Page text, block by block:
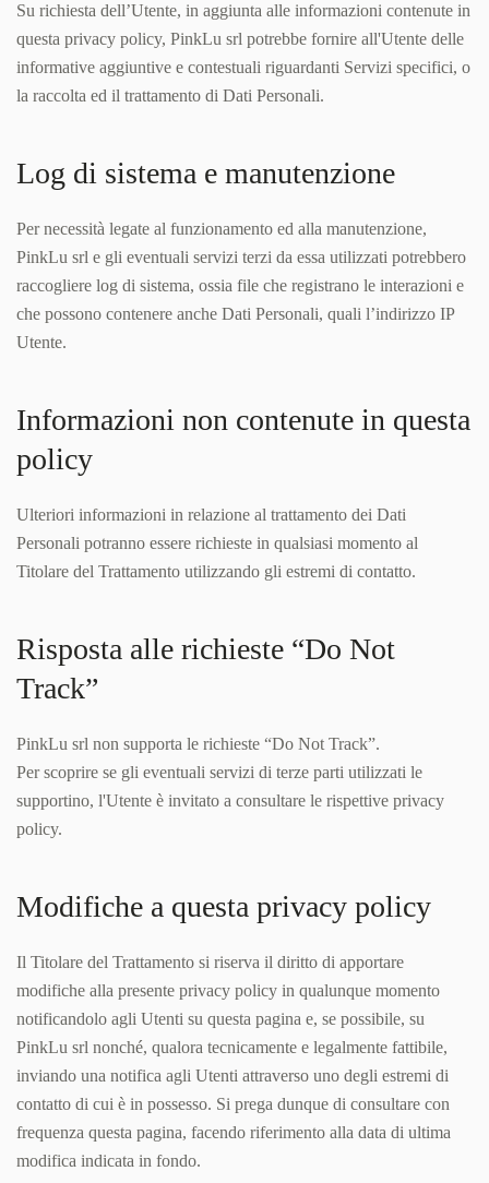
Su richiesta dell’Utente, in aggiunta alle informazioni contenute in
questa privacy policy, PinkLu srl potrebbe fornire all'Utente delle
informative aggiuntive e contestuali riguardanti Servizi specifici, o
la raccolta ed il trattamento di Dati Personali.
Log di sistema e manutenzione
Per necessità legate al funzionamento ed alla manutenzione,
PinkLu srl e gli eventuali servizi terzi da essa utilizzati potrebbero
raccogliere log di sistema, ossia file che registrano le interazioni e
che possono contenere anche Dati Personali, quali l’indirizzo IP
Utente.
Informazioni non contenute in questa
policy
Ulteriori informazioni in relazione al trattamento dei Dati
Personali potranno essere richieste in qualsiasi momento al
Titolare del Trattamento utilizzando gli estremi di contatto.
Risposta alle richieste “Do Not
Track”
PinkLu srl non supporta le richieste “Do Not Track”.
Per scoprire se gli eventuali servizi di terze parti utilizzati le
supportino, l'Utente è invitato a consultare le rispettive privacy
policy.
Modifiche a questa privacy policy
Il Titolare del Trattamento si riserva il diritto di apportare
modifiche alla presente privacy policy in qualunque momento
notificandolo agli Utenti su questa pagina e, se possibile, su
PinkLu srl nonché, qualora tecnicamente e legalmente fattibile,
inviando una notifica agli Utenti attraverso uno degli estremi di
contatto di cui è in possesso. Si prega dunque di consultare con
frequenza questa pagina, facendo riferimento alla data di ultima
modifica indicata in fondo.